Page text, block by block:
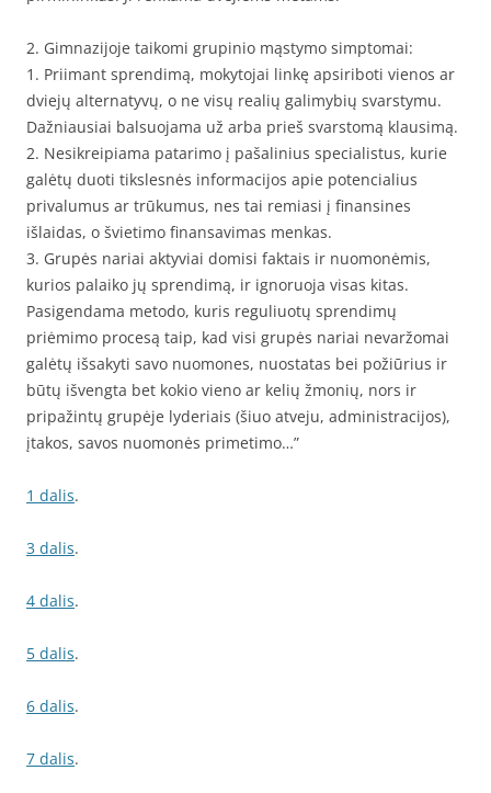
2. Gimnazijoje taikomi grupinio mąstymo simptomai:
1. Priimant sprendimą, mokytojai linkę apsiriboti vienos ar
dviejų alternatyvų, o ne visų realių galimybių svarstymu.
Dažniausiai balsuojama už arba prieš svarstomą klausimą.
2. Nesikreipiama patarimo į pašalinius specialistus, kurie
galėtų duoti tikslesnės informacijos apie potencialius
privalumus ar trūkumus, nes tai remiasi į finansines
išlaidas, o švietimo finansavimas menkas.
3. Grupės nariai aktyviai domisi faktais ir nuomonėmis,
kurios palaiko jų sprendimą, ir ignoruoja visas kitas.
Pasigendama metodo, kuris reguliuotų sprendimų
priėmimo procesą taip, kad visi grupės nariai nevaržomai
galėtų išsakyti savo nuomones, nuostatas bei požiūrius ir
būtų išvengta bet kokio vieno ar kelių žmonių, nors ir
pripažintų grupėje lyderiais (šiuo atveju, administracijos),
įtakos, savos nuomonės primetimo…”
1 dalis.
3 dalis.
4 dalis.
5 dalis.
6 dalis.
7 dalis.